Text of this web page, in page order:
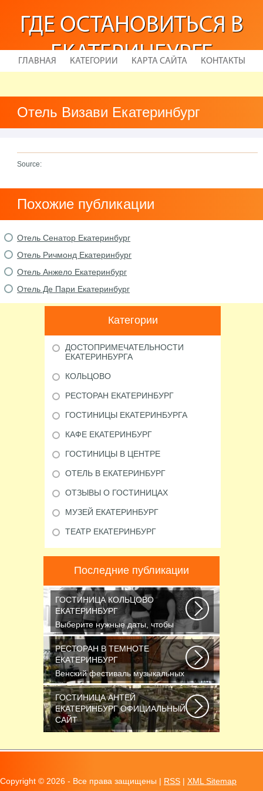
ГДЕ ОСТАНОВИТЬСЯ В
ЕКАТЕРИНБУРГЕ
ГЛАВНАЯ КАТЕГОРИИ КАРТА САЙТА КОНТАКТЫ
Отель Визави Екатеринбург
Source:
Похожие публикации
Отель Сенатор Екатеринбург
Отель Ричмонд Екатеринбург
Отель Анжело Екатеринбург
Отель Де Пари Екатеринбург
Категории
ДОСТОПРИМЕЧАТЕЛЬНОСТИ
ЕКАТЕРИНБУРГА
КОЛЬЦОВО
РЕСТОРАН ЕКАТЕРИНБУРГ
ГОСТИНИЦЫ ЕКАТЕРИНБУРГА
КАФЕ ЕКАТЕРИНБУРГ
ГОСТИНИЦЫ В ЦЕНТРЕ
ОТЕЛЬ В ЕКАТЕРИНБУРГ
ОТЗЫВЫ О ГОСТИНИЦАХ
МУЗЕЙ ЕКАТЕРИНБУРГ
ТЕАТР ЕКАТЕРИНБУРГ
Последние публикации
ГОСТИНИЦА КОЛЬЦОВО
ЕКАТЕРИНБУРГ
Выберите нужные даты, чтобы
узнать цену: — Название номера
Мест Гостей...
РЕСТОРАН В ТЕМНОТЕ
ЕКАТЕРИНБУРГ
Венский фестиваль музыкальных
фильмов завершился также, как и
начинался...
ГОСТИНИЦА АНТЕЙ
ЕКАТЕРИНБУРГ ОФИЦИАЛЬНЫЙ
САЙТ
Новосибирск считается третьим
Copyright © 2026 - Все права защищены | RSS | XML Sitemap